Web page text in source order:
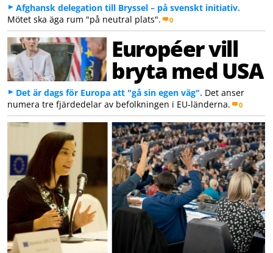
Afghansk delegation till Bryssel – på svenskt initiativ.
Mötet ska äga rum "på neutral plats".
0
Européer vill
bryta med USA
Det är dags för Europa att "gå sin egen väg". Det anser
numera tre fjärdedelar av befolkningen i EU-länderna.
0